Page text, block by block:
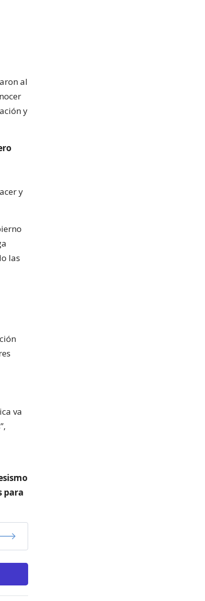
al
y
y
las
va
para